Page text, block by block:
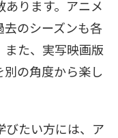
ります。アニメ
のシーズンも各
また、実写映画版
の角度から楽し
びたい方には、ア